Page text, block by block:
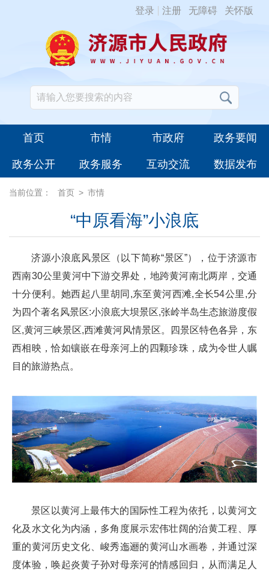
登录 注册 无障碍 关怀版
首页 市情 市政府 政务要闻
政务公开 政务服务 互动交流 数据发布
当前位置： 首页 > 市情
“中原看海”小浪底
济源小浪底风景区（以下简称“景区”），位于济源市
西南30公里黄河中下游交界处，地跨黄河南北两岸，交通
十分便利。她西起八里胡同,东至黄河西滩,全长54公里,分
为四个著名风景区:小浪底大坝景区,张岭半岛生态旅游度假
区,黄河三峡景区,西滩黄河风情景区。四景区特色各异，东
西相映，恰如镶嵌在母亲河上的四颗珍珠，成为令世人瞩
目的旅游热点。
景区以黄河上最伟大的国际性工程为依托，以黄河文
化及水文化为内涵，多角度展示宏伟壮阔的治黄工程、厚
重的黄河历史文化、峻秀迤逦的黄河山水画卷，并通过深
度体验，唤起炎黄子孙对母亲河的情感回归，从而满足人